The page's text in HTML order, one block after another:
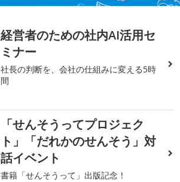
経営者のための社内AI活用セ
ミナー
社長の判断を、会社の仕組みに変える5時
間
「せんそうってプロジェク
ト」「だれかのせんそう」対
話イベント
書籍「せんそうって」出版記念！